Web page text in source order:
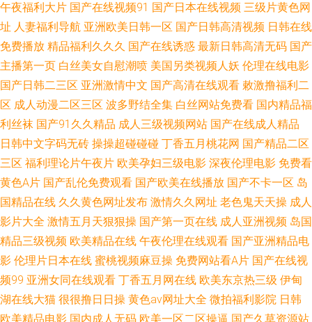
站 黄色看片 91蜜桃免费 91XX成人在线观看 美女屁眼 爱豆传媒看91 久久超
碰人人操 日韩超S级久草网 国产精品欧洲
午夜福利大片 国产在线视频91 国产日本在线视频 三级片黄色网
址 人妻福利导航 亚洲欧美日韩一区 国产日韩高清视频 日韩在线
免费播放 精品福利久久久 国产在线诱惑 最新日韩高清无码 国产
主播第一页 白丝美女自慰潮喷 美国另类视频人妖 伦理在线电影
国产日韩二三区 亚洲激情中文 国产高清在线观看 敕激撸福利二
区 成人动漫二区三区 波多野结全集 白丝网站免费看 国内精品福
利丝袜 国产91久久精品 成人三级视频网站 国产在线成人精品
日韩中文字码无砖 操操超碰碰碰 丁香五月桃花网 国产精品二区
三区 福利理论片午夜片 欧美孕妇三级电影 深夜伦理电影 免费看
黄色A片 国产乱伦免费观看 国产欧美在线播放 国产不卡一区 岛
国精品在线 久久黄色网址发布 激情久久网址 老色鬼天天操 成人
影片大全 激情五月天狠狠操 国产第一页在线 成人亚洲视频 岛国
精品三级视频 欧美精品在线 午夜伦理在线观看 国产亚洲精品电
影 伦理片日本在线 蜜桃视频麻豆操 免费网站看A片 国产在线视
频99 亚洲女同在线观看 丁香五月网在线 欧美东京热三级 伊甸
湖在线大猫 很很撸日日操 黄色av网址大全 微拍福利影院 日韩
欧美精品电影 国内成人无码 欧美一区二区操逼 国产久草资源站